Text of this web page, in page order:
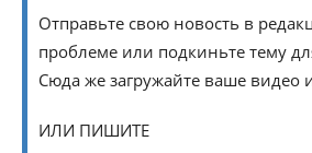
Отправьте свою новость в
проблеме или подкиньте тему
Сюда же загружайте ваше видео
ИЛИ ПИШИТЕ